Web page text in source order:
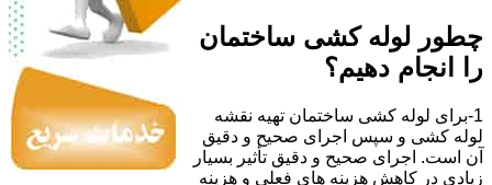
چطور لوله کشی ساختمان
را انجام دهیم؟
1-برای لوله کشی ساختمان تهیه نقشه
لوله کشی و سپس اجرای صحیح و دقیق
آن است. اجرای صحیح و دقیق تأثیر بسیار
زیادی در کاهش هزینه های فعلی و هزینه